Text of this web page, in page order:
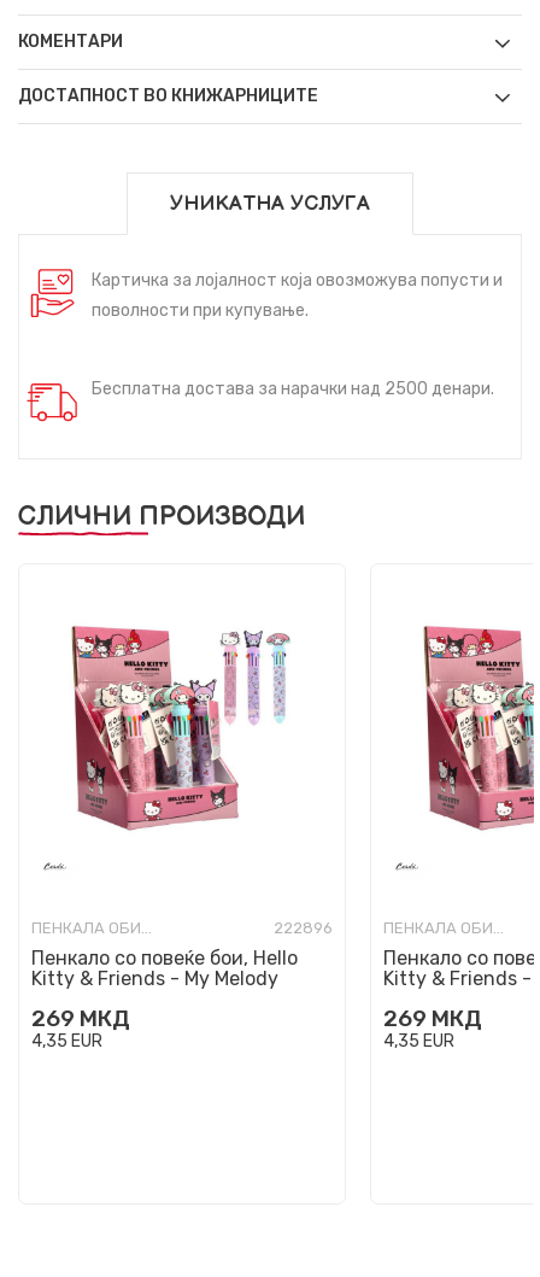
КОМЕНТАРИ
ДОСТАПНОСТ ВО КНИЖАРНИЦИТЕ
УНИКАТНА УСЛУГА
Картичка за лојалност која овозможува попусти и
поволности при купување.
Бесплатна достава за нарачки над 2500 денари.
СЛИЧНИ ПРОИЗВОДИ
ПЕНКАЛА ОБИЧНИ 222896
Пенкало со повеќе бои, Hello
Kitty & Friends - My Melody
269 МКД
4,35 EUR
ПЕНКАЛА ОБИЧНИ
Пенкало со
Kitty & Friends -
269 МКД
4,35 EUR